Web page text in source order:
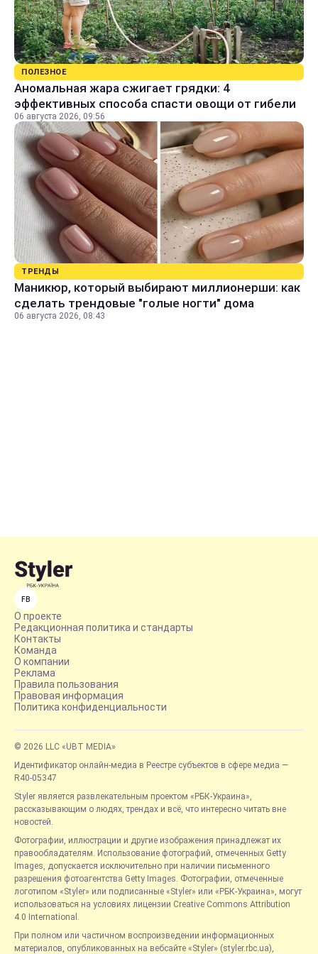
ПОЛЕЗНОЕ
Аномальная жара сжигает грядки: 4
эффективных способа спасти овощи от гибели
06 августа 2026, 09:56
ТРЕНДЫ
Маникюр, который выбирают миллионерши: как
сделать трендовые "голые ногти" дома
06 августа 2026, 08:43
FB
О проекте
Редакционная политика и стандарты
Контакты
Команда
О компании
Реклама
Правила пользования
Правовая информация
Политика конфиденциальности
© 2026 LLC «UBT MEDIA»
Идентификатор онлайн-медиа в Реестре субъектов в сфере медиа —
R40-05347
Styler является развлекательным проектом «РБК-Украина»,
рассказывающим о людях, трендах и всё, что интересно читать вне
новостей.
Фотографии, иллюстрации и другие изображения принадлежат их
правообладателям. Использование фотографий, отмеченных Getty
Images, допускается исключительно при наличии письменного
разрешения фотоагентства Getty Images. Фотографии, отмеченные
логотипом «Styler» или подписанные «Styler» или «РБК-Украина», могут
использоваться на условиях лицензии Creative Commons Attribution
4.0 International.
При полном или частичном воспроизведении информационных
материалов, опубликованных на вебсайте «Styler» (styler.rbc.ua),